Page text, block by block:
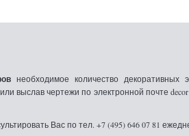
необходимое количество декоративных
чертежи по электронной почте
Вас по тел. +7 (495) 646 07 81